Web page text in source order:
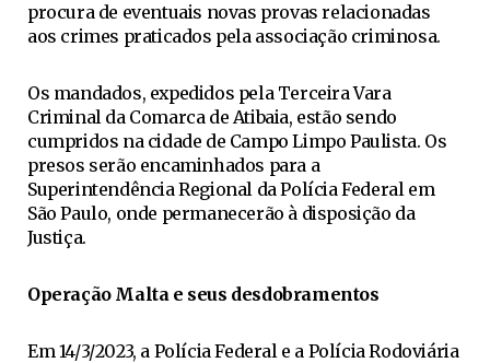
procura de eventuais novas provas relacionadas
aos crimes praticados pela associação criminosa.
Os mandados, expedidos pela Terceira Vara
Criminal da Comarca de Atibaia, estão sendo
cumpridos na cidade de Campo Limpo Paulista. Os
presos serão encaminhados para a
Superintendência Regional da Polícia Federal em
São Paulo, onde permanecerão à disposição da
Justiça.
Operação Malta e seus desdobramentos
Em 14/3/2023, a Polícia Federal e a Polícia Rodoviária